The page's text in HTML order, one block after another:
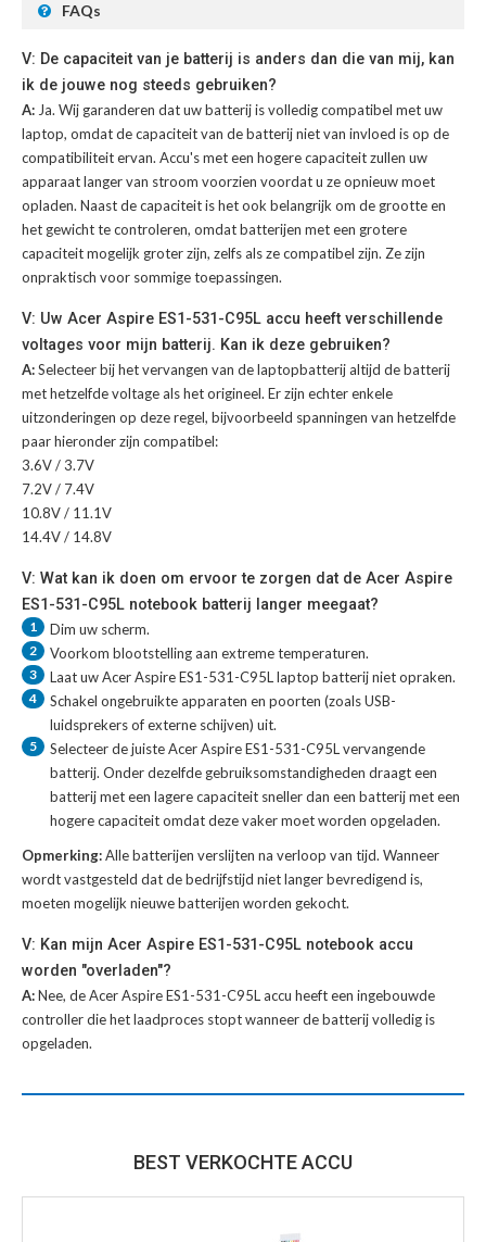
FAQs
V: De capaciteit van je batterij is anders dan die van mij, kan
ik de jouwe nog steeds gebruiken?
A: Ja. Wij garanderen dat uw batterij is volledig compatibel met uw
laptop, omdat de capaciteit van de batterij niet van invloed is op de
compatibiliteit ervan. Accu's met een hogere capaciteit zullen uw
apparaat langer van stroom voorzien voordat u ze opnieuw moet
opladen. Naast de capaciteit is het ook belangrijk om de grootte en
het gewicht te controleren, omdat batterijen met een grotere
capaciteit mogelijk groter zijn, zelfs als ze compatibel zijn. Ze zijn
onpraktisch voor sommige toepassingen.
V: Uw Acer Aspire ES1-531-C95L accu heeft verschillende
voltages voor mijn batterij. Kan ik deze gebruiken?
A:Selecteer bij het vervangen van de laptopbatterij altijd de batterij
met hetzelfde voltage als het origineel. Er zijn echter enkele
uitzonderingen op deze regel, bijvoorbeeld spanningen van hetzelfde
paar hieronder zijn compatibel:
3.6V / 3.7V
7.2V / 7.4V
10.8V / 11.1V
14.4V / 14.8V
V: Wat kan ik doen om ervoor te zorgen dat de Acer Aspire
ES1-531-C95L notebook batterij langer meegaat?
1 Dim uw scherm.
2 Voorkom blootstelling aan extreme temperaturen.
3 Laat uwAcer Aspire ES1-531-C95L laptop batterijniet opraken.
4
Schakel ongebruikte apparaten en poorten (zoals USB-
luidsprekers of externe schijven) uit.
5 Selecteer de juisteAcer Aspire ES1-531-C95L vervangende
batterij. Onder dezelfde gebruiksomstandigheden draagt een
batterij met een lagere capaciteit sneller dan een batterij met een
hogere capaciteit omdat deze vaker moet worden opgeladen.
Opmerking:Alle batterijen verslijten na verloop van tijd. Wanneer
wordt vastgesteld dat de bedrijfstijd niet langer bevredigend is,
moeten mogelijk nieuwe batterijen worden gekocht.
V: Kan mijn Acer Aspire ES1-531-C95L notebook accu
worden "overladen"?
A:Nee, de Acer Aspire ES1-531-C95L accu heeft een ingebouwde
controller die het laadproces stopt wanneer de batterij volledig is
opgeladen.
BEST VERKOCHTE ACCU